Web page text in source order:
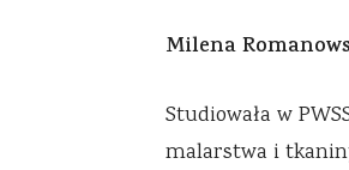
Milena
Studiowała w
malarstwa i